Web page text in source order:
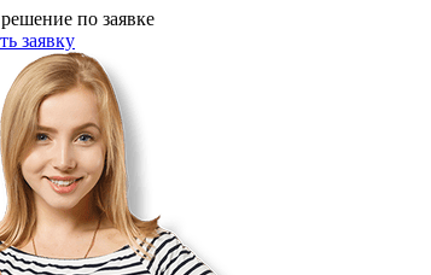
по заявке
заявку